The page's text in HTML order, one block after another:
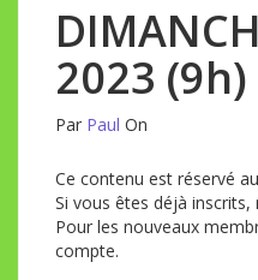
2023 (9h)
Par Paul On
Ce contenu est réservé
Si vous êtes déjà
Pour les nouveaux
compte.